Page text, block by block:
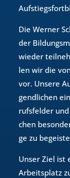
Die Wer­ner
der
wie­der
len wir die
vor. Un­se­re
gend­li­chen
rufs­fel­der
chen
ge zu
Unser Ziel ist
Ar­beits­platz